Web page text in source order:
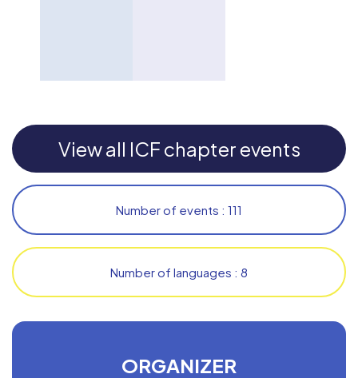
ORGANIZER
View all ICF chapter events
Number of events : 111
Number of languages : 8